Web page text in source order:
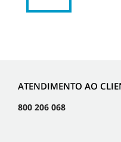
ATENDIMENTO AO
800 206 068